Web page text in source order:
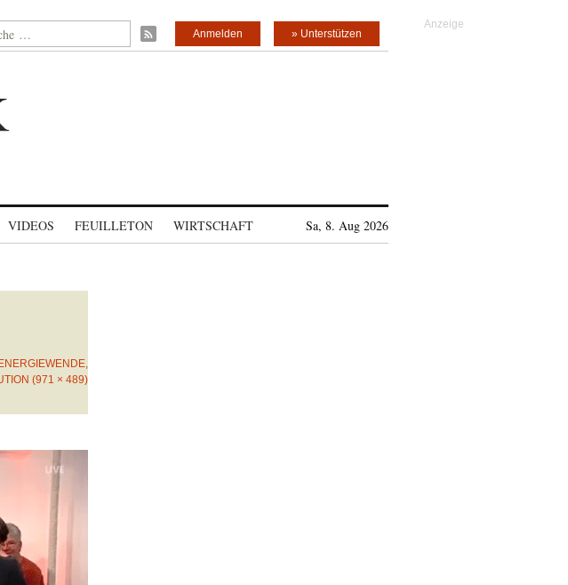
» Unterstützen
Anmelden
VIDEOS FEUILLETON WIRTSCHAFT Sa, 8. Aug 2026
(971 × 489)